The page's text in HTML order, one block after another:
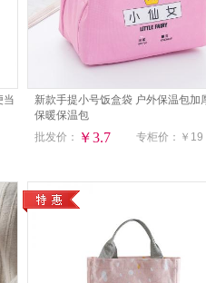
当
新款手提小号饭盒袋 户外保温包加
保暖保温包
批发价：
￥3.7 专柜价： ￥19